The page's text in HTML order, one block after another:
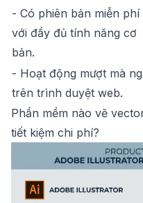
- Có phiên bản miễn phí
với đầy đủ tính năng cơ
bản.
- Hoạt động mượt mà
trên trình duyệt web.
Phần mềm nào vẽ
tiết kiệm chi phí?